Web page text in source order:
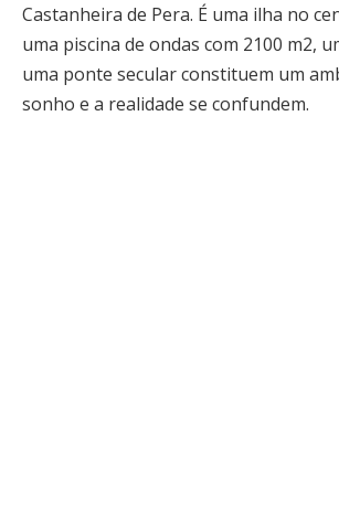
Castanheira de Pera. É uma ilha no
uma piscina de ondas com 2100 m2,
uma ponte secular constituem um
sonho e a realidade se confundem.